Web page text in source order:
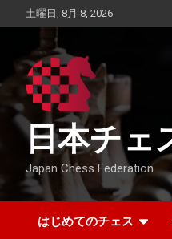
to
土曜日, 8月 8, 2026
日本チェ
Japan Chess Federation
はじめてのチェス